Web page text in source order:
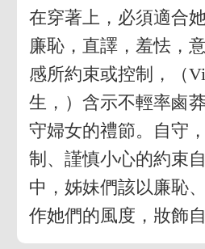
在穿著上，必須適合
廉恥，直譯，羞怯，
感所約束或控制，（
生，）含示不輕率鹵
守婦女的禮節。自守
制、謹慎小心的約束
中，姊妹們該以廉恥
作她們的風度，妝飾自